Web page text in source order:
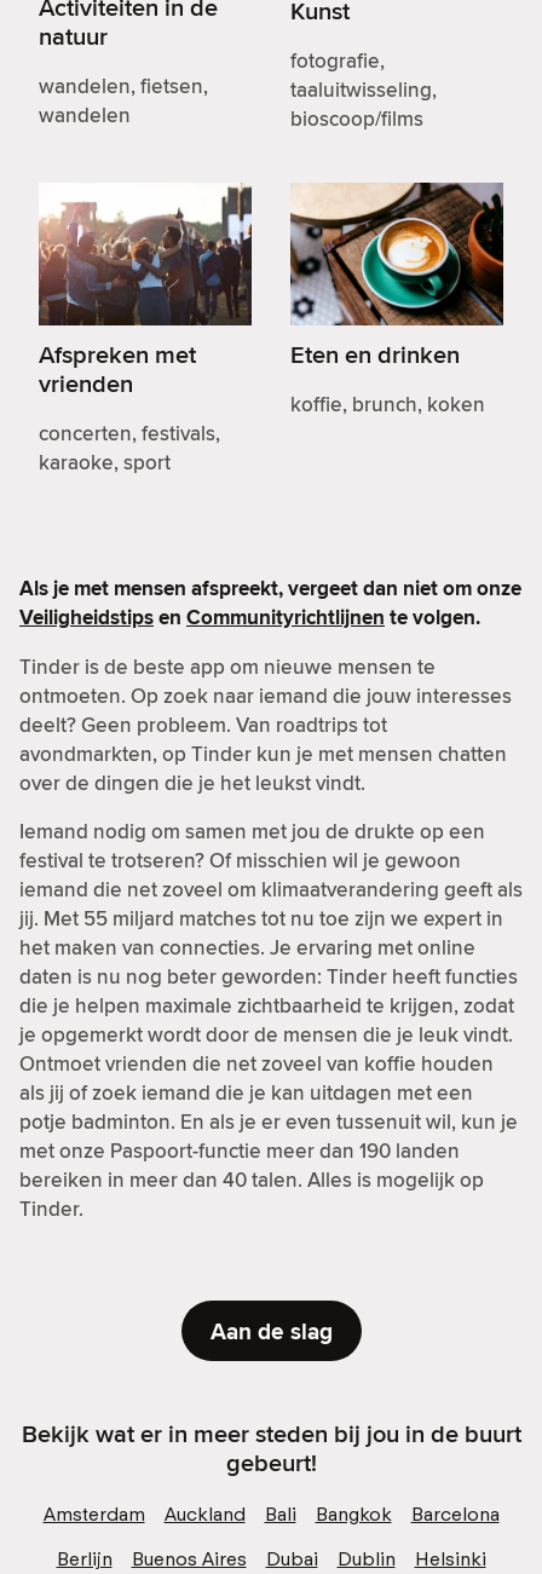
Activiteiten in de
natuur
wandelen, fietsen,
wandelen
Kunst
fotografie,
taaluitwisseling,
bioscoop/films
Afspreken met
vrienden
concerten, festivals,
karaoke, sport
Eten en drinken
koffie, brunch, koken
Als je met mensen afspreekt, vergeet dan niet om onze
Veiligheidstipsen Communityrichtlijnen te volgen.
Tinder is de beste app om nieuwe mensen te
ontmoeten. Op zoek naar iemand die jouw interesses
deelt? Geen probleem. Van roadtrips tot
avondmarkten, op Tinder kun je met mensen chatten
over de dingen die je het leukst vindt.
Iemand nodig om samen met jou de drukte op een
festival te trotseren? Of misschien wil je gewoon
iemand die net zoveel om klimaatverandering geeft als
jij. Met 55 miljard matches tot nu toe zijn we expert in
het maken van connecties. Je ervaring met online
daten is nu nog beter geworden: Tinder heeft functies
die je helpen maximale zichtbaarheid te krijgen, zodat
je opgemerkt wordt door de mensen die je leuk vindt.
Ontmoet vrienden die net zoveel van koffie houden
als jij of zoek iemand die je kan uitdagen met een
potje badminton. En als je er even tussenuit wil, kun je
met onze Paspoort-functie meer dan 190 landen
bereiken in meer dan 40 talen. Alles is mogelijk op
Tinder.
Aan de slag
Bekijk wat er in meer steden bij jou in de buurt
gebeurt!
Amsterdam Auckland Bali Bangkok
Barcelona
Berlijn
Buenos Aires Dubai Dublin
Helsinki